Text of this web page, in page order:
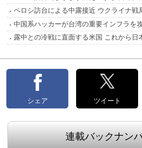
ペロシ訪台による中露接近 ウクライナ戦
中国系ハッカーが台湾の重要インフラを
露中との冷戦に直面する米国 これから日
シェア ツイート
連載バックナン